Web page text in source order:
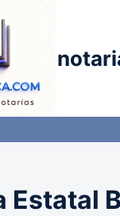
Estatal